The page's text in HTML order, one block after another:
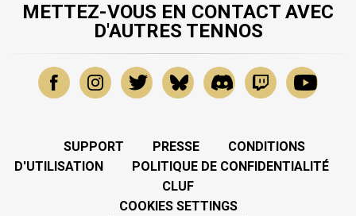
METTEZ-VOUS EN CONTACT AVEC
D'AUTRES TENNOS
SUPPORT PRESSE
CONDITIONS
D'UTILISATION
POLITIQUE DE CONFIDENTIALITÉ
CLUF
COOKIES SETTINGS